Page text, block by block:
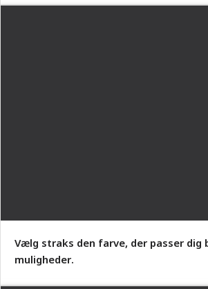
Vælg straks den farve, der passer dig
muligheder.